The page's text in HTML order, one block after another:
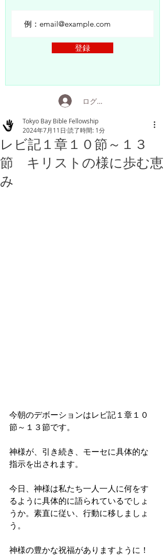
登録
ログイン
レビ記１章１０節～１３
節 キリストの様に歩む恵
み
Tokyo Bay Bible Fellowship
2024年7月11日 読了時間: 1分
今朝のデボーションはレビ記１章１０
節～１３節です。
神様が、引き続き、モーセに具体的な
指示を出されます。
今日、神様は私たち一人一人に何をす
るように具体的に語られているでしょ
うか。素直に従い、行動に移しましょ
う。
神様の豊かな祝福がありますように！